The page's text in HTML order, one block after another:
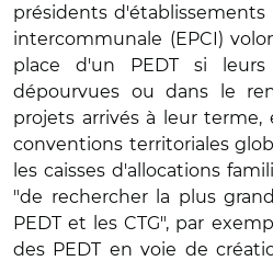
présidents
intercommunale (EPCI)
place d'un PEDT si
dépourvues ou dans le
projets arrivés à leur terme,
conventions territoriales
les caisses d'allocations
"de rechercher la plus
PEDT et les CTG", par
des PEDT en voie de